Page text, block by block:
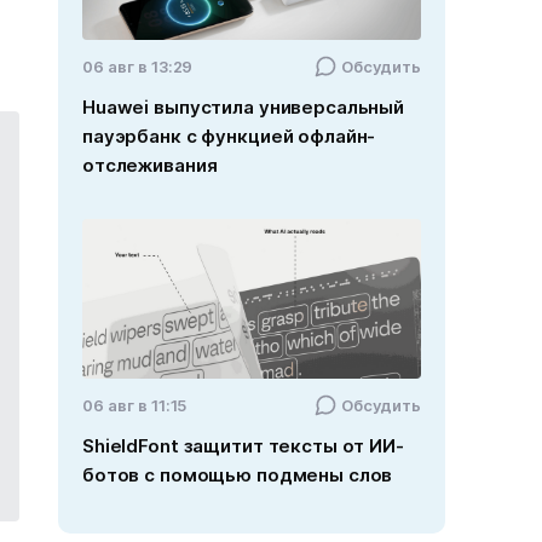
06 авг в 13:29 Обсудить
Huawei выпустила универсальный
пауэрбанк с функцией офлайн-
отслеживания
06 авг в 11:15 Обсудить
ShieldFont защитит тексты от ИИ-
ботов с помощью подмены слов